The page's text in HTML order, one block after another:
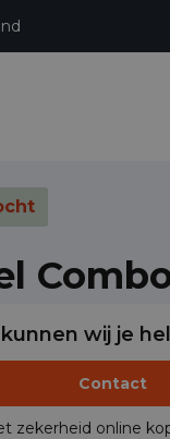
wij je
Contact
zekerheid online